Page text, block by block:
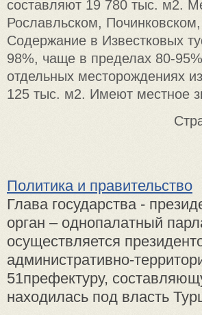
составляют 19 780 тыс. м2.
Рославльском,
Содержание в Известковых
98%, чаще в пределах 80-
отдельных месторождениях
125 тыс. м2. Имеют местное
Политика и правительство
Глава государства -
орган – однопалатный
осуществляется
административно-
51префектуру,
находилась под власть